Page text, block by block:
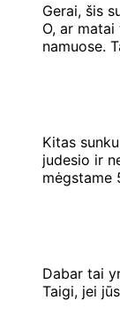
Gerai, šis
O, ar
namuose.
Kitas
judesio ir
mėgstame
Dabar tai
Taigi, jei